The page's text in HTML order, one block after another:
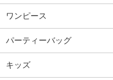
ワンピース
パーティーバッグ
キッズ